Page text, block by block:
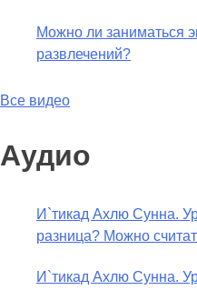
Можно ли заниматься
развлечений?
Все видео
Аудио
И`тикад Ахлю Сунна.
разница? Можно
И`тикад Ахлю Сунна.